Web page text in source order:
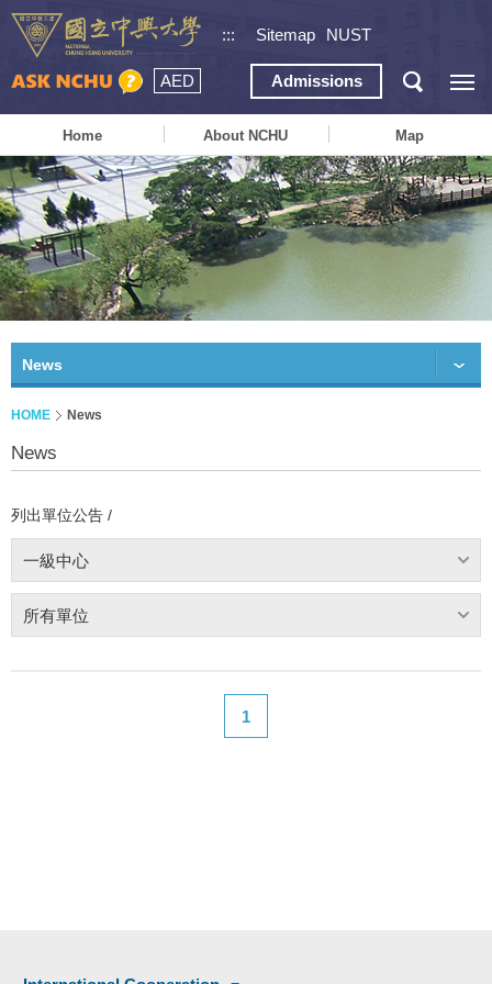
::: Sitemap NUST
AED Admissions
Home About NCHU Map
News
HOME News
News
列出單位公告 /
一級中心
所有單位
1